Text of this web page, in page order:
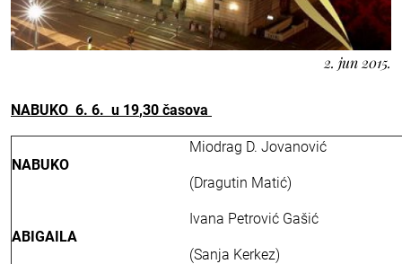
2. jun 2015.
NABUKO 6. 6. u 19,30 časova
NABUKO
Miodrag D. Jovanović
(Dragutin Matić)
ABIGAILA
Ivana Petrović Gašić
(Sanja Kerkez)